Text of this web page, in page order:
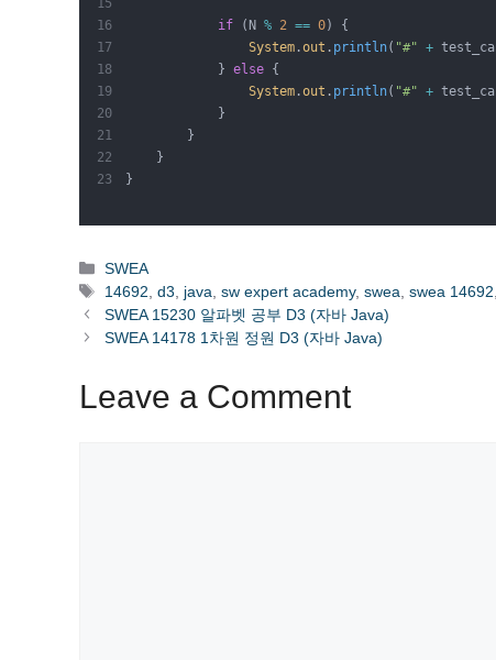
if (N % 2 == 0) {
System .out . println( "#" +
            }
else {
System .out . println( "#" +
            }
        }
    }
}
Categories
SWEA
Tags
14692 ,d3 java ,sw expert academy,swea ,swea 14692
SWEA 15230 알파벳 공부 D3 (자바 Java)
SWEA 14178 1차원 정원 D3 (자바 Java)
Leave a Comment